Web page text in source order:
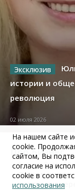
истории и
революция
02 июля 2026
Про Бизнес
Бизнес
компании
На нашем сайте
cookie.
сайтом, Вы
согласие на
cookie в
использования